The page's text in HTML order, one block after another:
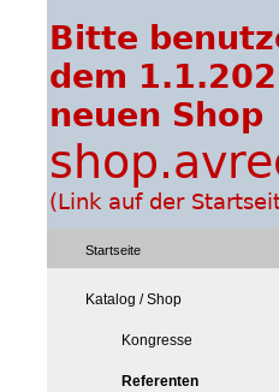
Startseite
Katalog / Shop
Kongresse
Referenten